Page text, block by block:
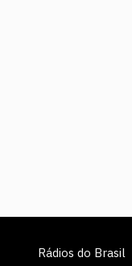
Rádios do Brasil